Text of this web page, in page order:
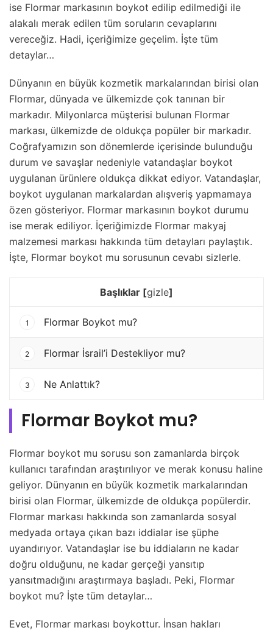
ise Flormar markasının boykot edilip edilmediği ile
alakalı merak edilen tüm soruların cevaplarını
vereceğiz. Hadi, içeriğimize geçelim. İşte tüm
detaylar…
Dünyanın en büyük kozmetik markalarından birisi olan
Flormar, dünyada ve ülkemizde çok tanınan bir
markadır. Milyonlarca müşterisi bulunan Flormar
markası, ülkemizde de oldukça popüler bir markadır.
Coğrafyamızın son dönemlerde içerisinde bulunduğu
durum ve savaşlar nedeniyle vatandaşlar boykot
uygulanan ürünlere oldukça dikkat ediyor. Vatandaşlar,
boykot uygulanan markalardan alışveriş yapmamaya
özen gösteriyor. Flormar markasının boykot durumu
ise merak ediliyor. İçeriğimizde Flormar makyaj
malzemesi markası hakkında tüm detayları paylaştık.
İşte, Flormar boykot mu sorusunun cevabı sizlerle.
Başlıklar [gizle]
1 Flormar Boykot mu?
2 Flormar İsrail’i Destekliyor mu?
3 Ne Anlattık?
Flormar Boykot mu?
Flormar boykot mu sorusu son zamanlarda birçok
kullanıcı tarafından araştırılıyor ve merak konusu haline
geliyor. Dünyanın en büyük kozmetik markalarından
birisi olan Flormar, ülkemizde de oldukça popülerdir.
Flormar markası hakkında son zamanlarda sosyal
medyada ortaya çıkan bazı iddialar ise şüphe
uyandırıyor. Vatandaşlar ise bu iddiaların ne kadar
doğru olduğunu, ne kadar gerçeği yansıtıp
yansıtmadığını araştırmaya başladı. Peki, Flormar
boykot mu? İşte tüm detaylar…
Evet, Flormar markası boykottur. İnsan hakları